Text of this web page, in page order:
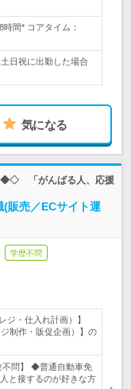
間* コアタイム：
日祝に出勤した場合
気になる
◆◇ 「がんばる人、応援
販売／ECサイト運
学歴不問
ジ・仕入れ計画）】
制作・販促企画）】の
不問】 ◆普通自動車免
と接するのが好きな方